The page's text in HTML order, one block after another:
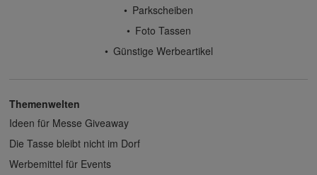
Parkscheiben
Foto Tassen
Günstige Werbeartikel
Themenwelten
Ideen für Messe Giveaway
Die Tasse bleibt nicht im Dorf
Werbemittel für Events